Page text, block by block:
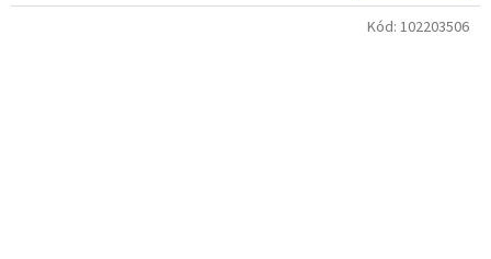
Kód: 102203506